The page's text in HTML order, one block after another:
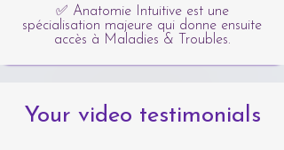
✅ Anatomie Intuitive est une
spécialisation majeure qui donne ensuite
accès à Maladies & Troubles.
Your video testimonials